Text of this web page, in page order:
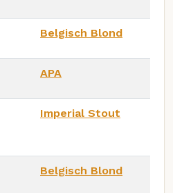
Belgisch Blond
APA
Imperial Stout
Belgisch Blond